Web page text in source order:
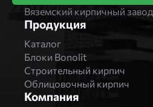
Вяземский кирпичный завод
Продукция
Каталог
Блоки Bonolit
Строительный кирпич
Облицовочный кирпич
Компания